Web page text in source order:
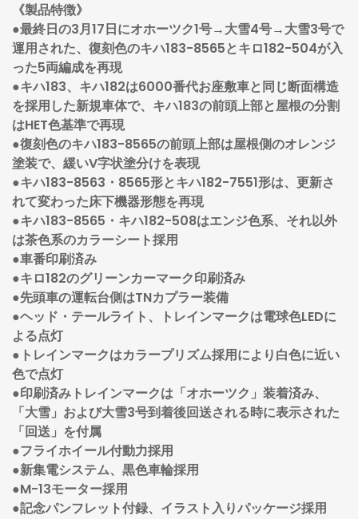
《製品特徴》
●最終日の3月17日にオホーツク1号→大雪4号→大雪3号で
運用された、復刻色のキハ183-8565とキロ182-504が入
った5両編成を再現
●キハ183、キハ182は6000番代お座敷車と同じ断面構造
を採用した新規車体で、キハ183の前頭上部と屋根の分割
はHET色基準で再現
●復刻色のキハ183-8565の前頭上部は屋根側のオレンジ
塗装で、緩いV字状塗分けを表現
●キハ183-8563・8565形とキハ182-7551形は、更新さ
れて変わった床下機器形態を再現
●キハ183-8565・キハ182-508はエンジ色系、それ以外
は茶色系のカラーシート採用
●車番印刷済み
●キロ182のグリーンカーマーク印刷済み
●先頭車の運転台側はTNカプラー装備
●ヘッド・テールライト、トレインマークは電球色LEDに
よる点灯
●トレインマークはカラープリズム採用により白色に近い
色で点灯
●印刷済みトレインマークは「オホーツク」装着済み、
「大雪」および大雪3号到着後回送される時に表示された
「回送」を付属
●フライホイール付動力採用
●新集電システム、黒色車輪採用
●M-13モーター採用
●記念パンフレット付録、イラスト入りパッケージ採用